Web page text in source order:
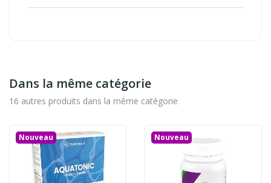
Dans la même catégorie
16 autres produits dans la même catégorie
Nouveau Nouveau